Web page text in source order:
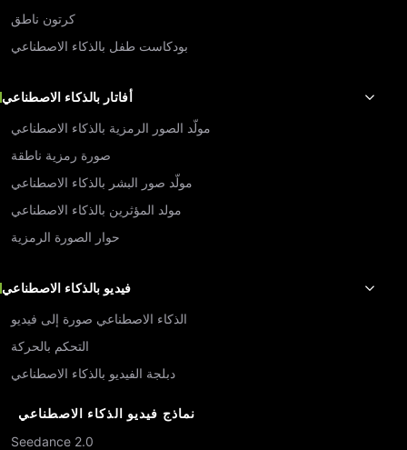
كرتون ناطق
بودكاست طفل بالذكاء الاصطناعي
أفاتار بالذكاء الاصطناعي
مولّد الصور الرمزية بالذكاء الاصطناعي
صورة رمزية ناطقة
مولّد صور البشر بالذكاء الاصطناعي
مولد المؤثرين بالذكاء الاصطناعي
حوار الصورة الرمزية
فيديو بالذكاء الاصطناعي
الذكاء الاصطناعي صورة إلى فيديو
التحكم بالحركة
دبلجة الفيديو بالذكاء الاصطناعي
نماذج فيديو الذكاء الاصطناعي
Seedance 2.0